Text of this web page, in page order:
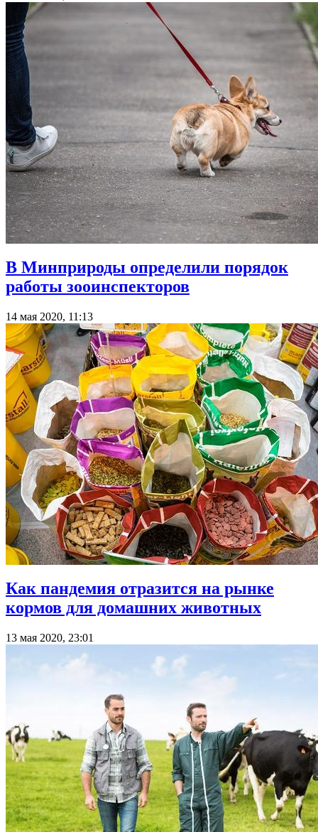
В Минприроды определили порядок
работы зооинспекторов
14 мая 2020, 11:13
Как пандемия отразится на рынке
кормов для домашних животных
13 мая 2020, 23:01